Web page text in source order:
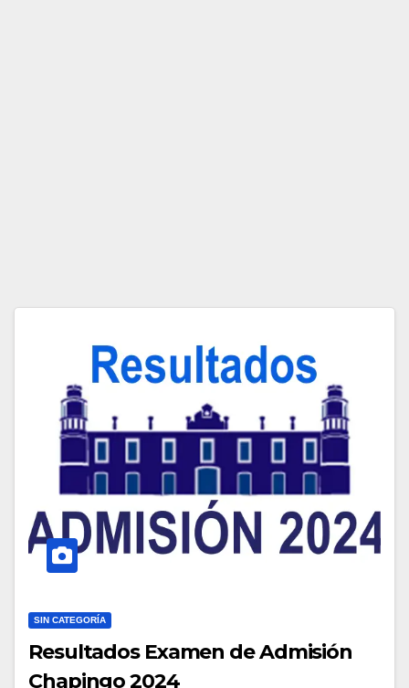
SIN CATEGORÍA
Resultados Examen de Admisión
Chapingo 2024